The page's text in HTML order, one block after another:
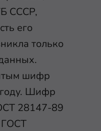
СССР,
его
только
шифр
году. Шифр
28147-89
ГОСТ